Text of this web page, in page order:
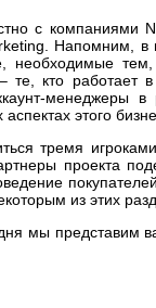
с компаниями
Напомним, в
необходимые
те, кто работает
менеджеры в
этого
тремя
проекта
из этих
мы представим